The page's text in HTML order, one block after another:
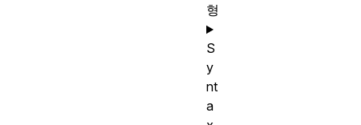
형
S
y
nt
a